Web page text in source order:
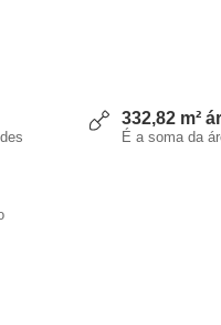
332,82 m²
É a soma da